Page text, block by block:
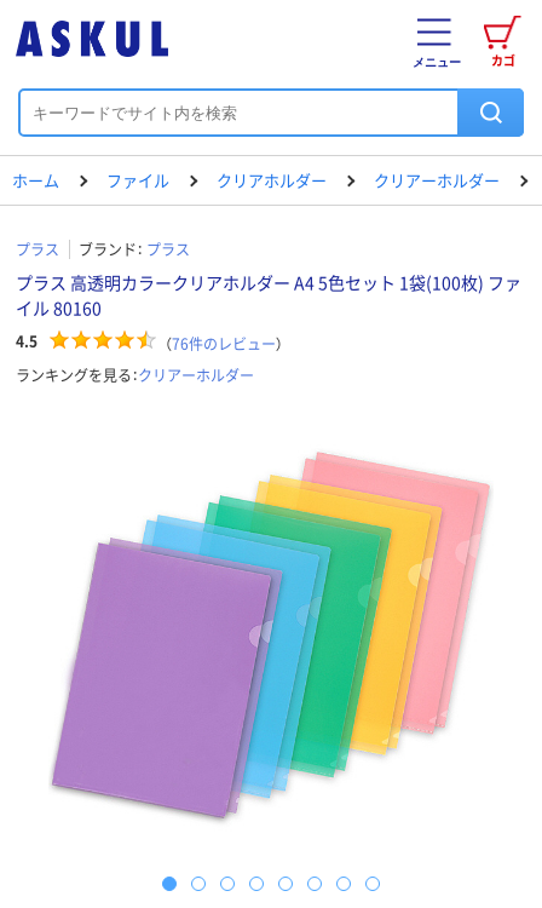
カゴ
メニュー
ホーム ファイル クリアホルダー クリアーホルダー
プラス ブランド： プラス
プラス 高透明カラークリアホルダー A4 5色セット 1袋(100枚) ファ
イル 80160
4.5 （76件のレビュー）
ランキングを見る：クリアーホルダー